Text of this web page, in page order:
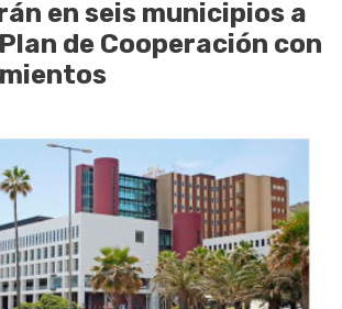
en seis municipios a
de Cooperación con